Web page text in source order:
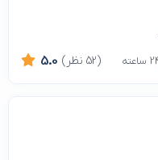
5.0 (52 نظر)